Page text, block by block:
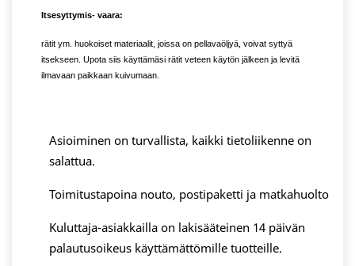
Itsesyttymis- vaara:
rätit ym. huokoiset materiaalit, joissa on pellavaöljyä, voivat syttyä
itsekseen. Upota siis käyttämäsi rätit veteen käytön jälkeen ja levitä
ilmavaan paikkaan kuivumaan.
Asioiminen on turvallista, kaikki tietoliikenne on
salattua.
Toimitustapoina nouto, postipaketti ja matkahuolto
Kuluttaja-asiakkailla on lakisääteinen 14 päivän
palautusoikeus käyttämättömille tuotteille.